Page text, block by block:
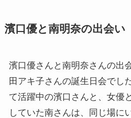
濱口優と南明奈の出会い
濱口優さんと南明奈さんの出
田アキ子さんの誕生日会でし
て活躍中の濱口さんと、女優
していた南さんは、同じ場に